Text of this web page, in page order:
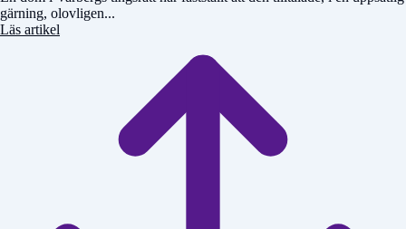
gärning, olovligen...
Läs artikel